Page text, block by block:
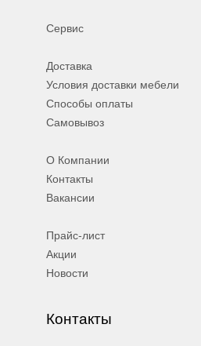
Сервис
Доставка
Условия доставки мебели
Способы оплаты
Самовывоз
О Компании
Контакты
Вакансии
Прайс-лист
Акции
Новости
Контакты